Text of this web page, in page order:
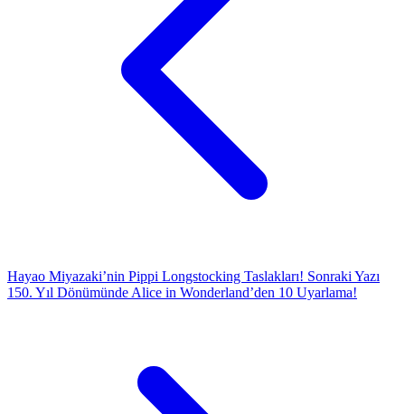
Hayao Miyazaki’nin Pippi Longstocking Taslakları! Sonraki Yazı
150. Yıl Dönümünde Alice in Wonderland’den 10 Uyarlama!